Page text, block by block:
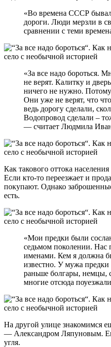
«Во времена СССР
дороги. Люди мерзли в
сравнении с теми
«За все надо бороться.
не верят. Калитку и
ничего не нужно.
Они уже не верят, что
ведь дорогу сделали,
Водопровод сделали –
— считает Людмила
Как такового оттока
Если кто-то переезжает и
покупают. Однако
есть.
«Мои предки были
седьмом поколении. Нас
именами. Кем я должна
известно. У мужа
раньше болгары, немцы,
многие отсюда
На другой улице знакомимся
— Александром Ляпуновым.
угля.